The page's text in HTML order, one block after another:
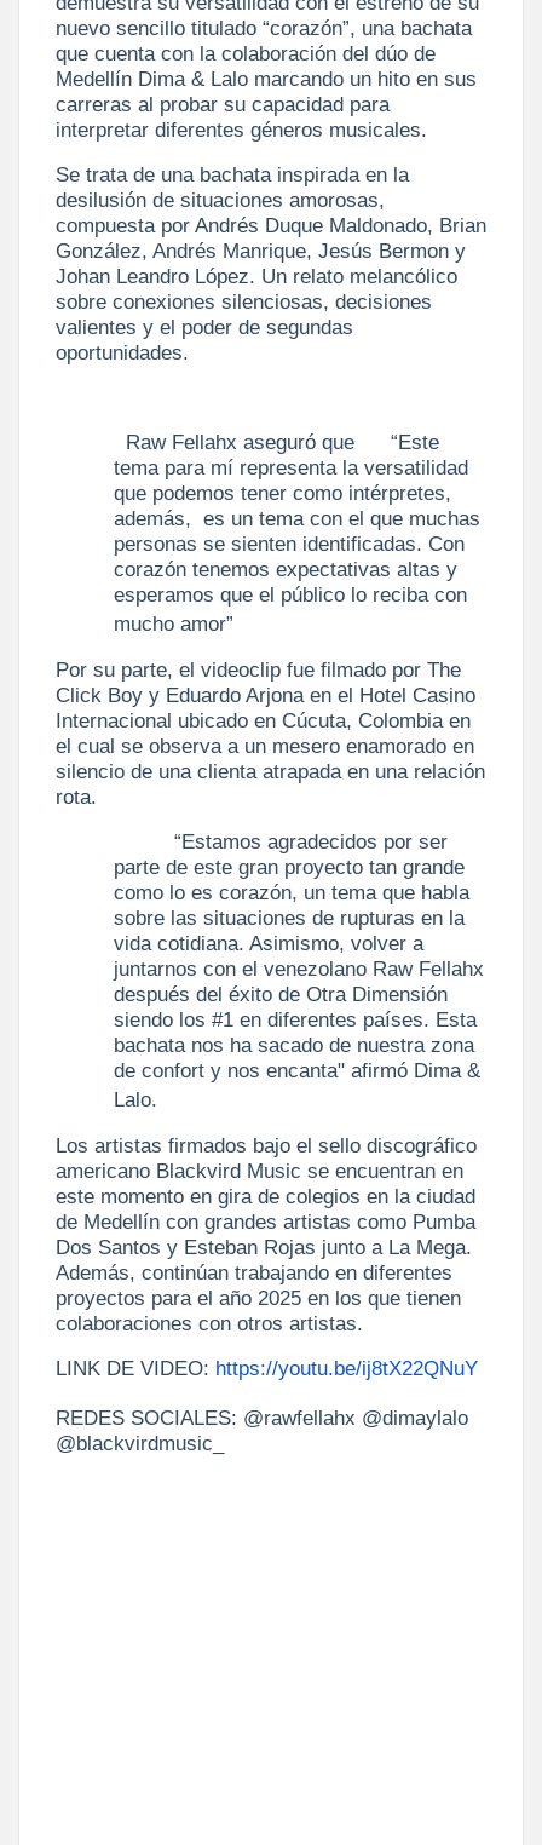
nuevo sencillo titulado “corazón”, una bachata
que cuenta con la colaboración del dúo de
Medellín Dima & Lalo marcando un hito en sus
carreras al probar su capacidad para
interpretar diferentes géneros musicales.
Se trata de una bachata inspirada en la
desilusión de situaciones amorosas,
compuesta por Andrés Duque Maldonado, Brian
González, Andrés Manrique, Jesús Bermon y
Johan Leandro López. Un relato melancólico
sobre conexiones silenciosas, decisiones
valientes y el poder de segundas
oportunidades.
Raw Fellahx aseguró que “Este
tema para mí representa la versatilidad
que podemos tener como intérpretes,
además, es un tema con el que muchas
personas se sienten identificadas. Con
corazón tenemos expectativas altas y
esperamos que el público lo reciba con
mucho amor”
Por su parte, el videoclip fue filmado por The
Click Boy y Eduardo Arjona en el Hotel Casino
Internacional ubicado en Cúcuta, Colombia en
el cual se observa a un mesero enamorado en
silencio de una clienta atrapada en una relación
rota.
“Estamos agradecidos por ser
parte de este gran proyecto tan grande
como lo es corazón, un tema que habla
sobre las situaciones de rupturas en la
vida cotidiana. Asimismo, volver a
juntarnos con el venezolano Raw Fellahx
después del éxito de Otra Dimensión
siendo los #1 en diferentes países. Esta
bachata nos ha sacado de nuestra zona
de confort y nos encanta" afirmó Dima &
Lalo.
Los artistas firmados bajo el sello discográfico
americano Blackvird Music se encuentran en
este momento en gira de colegios en la ciudad
de Medellín con grandes artistas como Pumba
Dos Santos y Esteban Rojas junto a La Mega.
Además, continúan trabajando en diferentes
proyectos para el año 2025 en los que tienen
colaboraciones con otros artistas.
LINK DE VIDEO: https://youtu.be/ij8tX22QNuY
REDES SOCIALES: @rawfellahx @dimaylalo
@blackvirdmusic_